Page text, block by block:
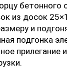
бетонного
из досок
и
подгонка
прилегание